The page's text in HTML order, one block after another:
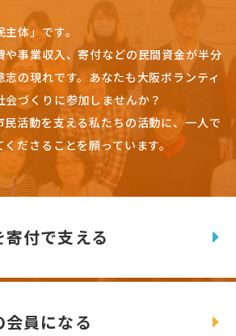
体」です。
や事業収入、寄付などの民間資金が半分
の現れです。 あなたも大阪ボランティ
づくりに参加しませんか？
活動を支える私たちの活動に、一人で
ださることを願っています。
付で支える
会員になる